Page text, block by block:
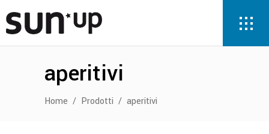
aperitivi
Home / Prodotti / aperitivi